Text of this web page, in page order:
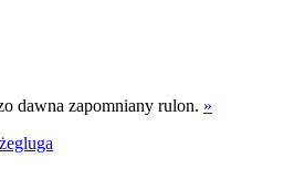
dawna zapomniany rulon. »
żegluga